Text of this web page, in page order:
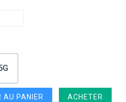
AU PANIER ACHETER